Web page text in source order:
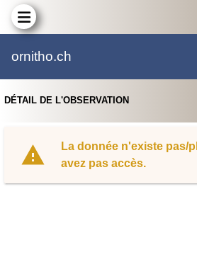
ornitho.ch
DÉTAIL DE L'OBSERVATION
La donnée n'existe pas/
avez pas accès.